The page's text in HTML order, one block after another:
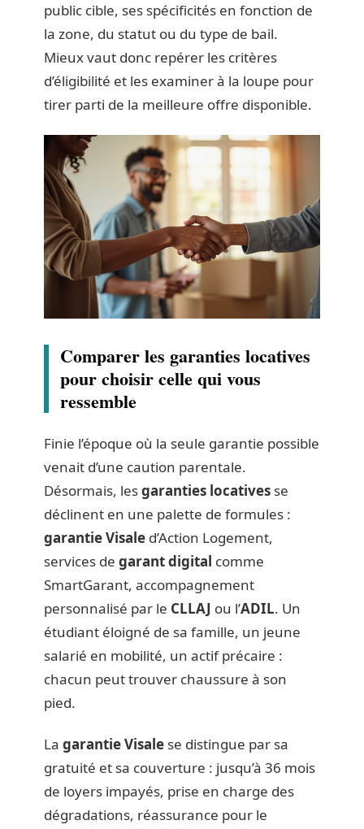
public cible, ses spécificités en fonction de
la zone, du statut ou du type de bail.
Mieux vaut donc repérer les critères
d’éligibilité et les examiner à la loupe pour
tirer parti de la meilleure offre disponible.
Comparer les garanties locatives
pour choisir celle qui vous
ressemble
Finie l’époque où la seule garantie possible
venait d’une caution parentale.
Désormais, lesgaranties locatives se
déclinent en une palette de formules :
garantie Visale d’Action Logement,
services de garant digital comme
SmartGarant, accompagnement
personnalisé par le CLLAJ ou l’ADIL. Un
étudiant éloigné de sa famille, un jeune
salarié en mobilité, un actif précaire :
chacun peut trouver chaussure à son
pied.
La garantie Visale se distingue par sa
gratuité et sa couverture : jusqu’à 36 mois
de loyers impayés, prise en charge des
dégradations, réassurance pour le